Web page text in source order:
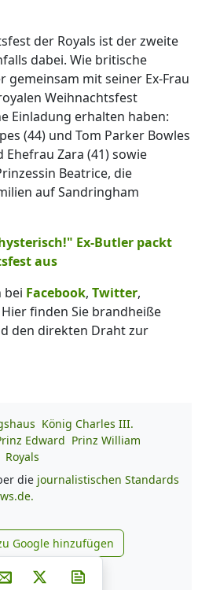
der Royals ist der zweite
dabei. Wie britische
gemeinsam mit seiner Ex-Frau
Weihnachtsfest
Einladung erhalten haben:
(44) und Tom Parker Bowles
Ehefrau Zara (41) sowie
Beatrice, die
auf Sandringham
Ex-Butler packt
aus
bei Facebook, Twitter,
Hier finden Sie brandheiße
den direkten Draht zur
König Charles III.
Edward Prinz William
Royals
die journalistischen Standards
news.de zu Google
Google hinzufügen
auf Facebook
Teilen auf Whatsapp
Teilen auf Telegram
auf Pinterest
Per E-Mail teilen
Post auf X